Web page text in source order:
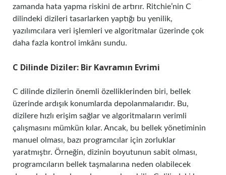
zamanda hata yapma riskini de artırır. Ritchie’nin C
dilindeki dizileri tasarlarken yaptığı bu yenilik,
yazılımcılara veri işlemleri ve algoritmalar üzerinde çok
daha fazla kontrol imkânı sundu.
C Dilinde Diziler: Bir Kavramın Evrimi
C dilinde dizilerin önemli özelliklerinden biri, bellek
üzerinde ardışık konumlarda depolanmalarıdır. Bu,
dizilere hızlı erişim sağlar ve algoritmaların verimli
çalışmasını mümkün kılar. Ancak, bu bellek yönetiminin
manuel olması, bazı programcılar için zorluklar
yaratmıştır. Örneğin, dizinin boyutunun sabit olması,
programcıların bellek taşmalarına neden olabilecek